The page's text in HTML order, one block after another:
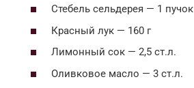
Стебель сельдерея — 1 пучок
Красный лук — 160 г
Лимонный сок — 2,5 ст.л.
Оливковое масло — 3 ст.л.